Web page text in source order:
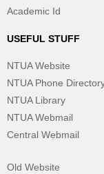
Academic Id
USEFUL STUFF
NTUA Website
NTUA Phone
NTUA Library
NTUA Webmail
Central Webmail
Old Website